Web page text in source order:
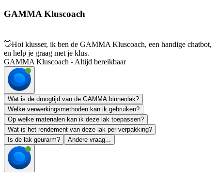
GAMMA Kluscoach
👋Hoi klusser, ik ben de GAMMA Kluscoach, een handige chatbot,
en help je graag met je klus.
GAMMA Kluscoach - Altijd bereikbaar
Wat is de droogtijd van de GAMMA binnenlak?
Welke verwerkingsmethoden kan ik gebruiken?
Op welke materialen kan ik deze lak toepassen?
Wat is het rendement van deze lak per verpakking?
Is de lak geurarm?
Andere vraag...